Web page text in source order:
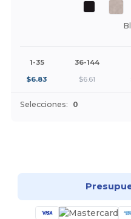
1-35 36-144
$6.83 $6.61
Selecciones: 0